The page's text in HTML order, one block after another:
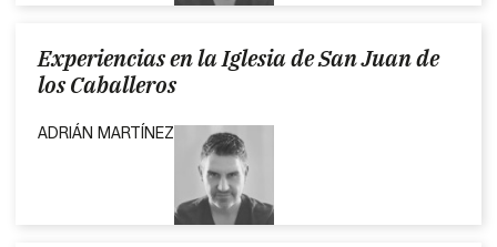
Experiencias en la Iglesia de San Juan de
los Caballeros
ADRIÁN MARTÍNEZ